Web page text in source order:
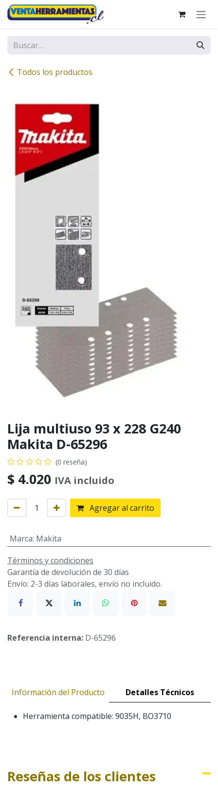
Ir al contenido
Todos los productos
Lija multiuso 93 x 228 G240
Makita D-65296
(0 reseña)
$ 4.020 IVA incluido
Agregar al carrito
Marca: Makita
Términos y condiciones
Garantía de devolución de 30 días
Envío: 2-3 días laborales, envío no incluido.
Referencia interna: D-65296
Información del Producto Detalles Técnicos
Herramienta compatible: 9035H, BO3710
Reseñas de los clientes